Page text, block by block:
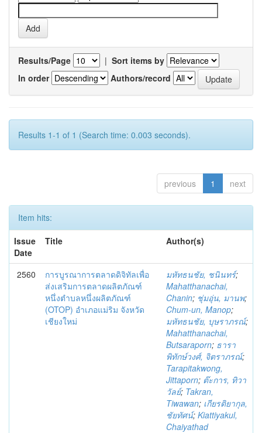
Results/Page | Sort items by
In order
Authors/record
Results 1-1 of 1 (Search time: 0.003 seconds).
previous 1 next
Item hits:
Issue
Date
Title Author(s)
2560
การบูรณาการตลาดดิจิทัลเพื่อ
ส่งเสริมการตลาดผลิตภัณฑ์
หนึ่งตำบลหนึ่งผลิตภัณฑ์
(OTOP) อำเภอแม่ริม จังหวัด
เชียงใหม่
มหัทธนชัย, ชนินทร์;
Mahatthanachai,
Chanin; ชุ่มอุ่น, มานพ;
Chum-un, Manop;
มหัทธนชัย, บุษราภรณ์;
Mahatthanachai,
Butsaraporn; ธารา
พิทักษ์วงศ์, จิตราภรณ์;
Tarapitakwong,
Jittaporn; ต๊ะการ, ทิวา
วัลย์; Takran,
Tiwawan; เกียรติยากุล,
ชัยทัศน์; Kiattiyakul,
Chaiyathad